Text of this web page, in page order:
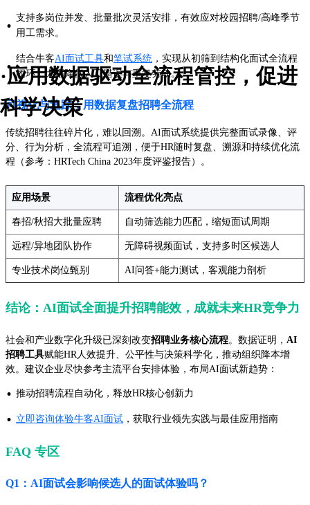
· 支持多岗位并发、批量批次灵活安排，有效应对校园招聘/高峰季节
用工需求。
· 结合牛客AI面试工具和笔试系统 ，实现从初筛到结构化面试全流程
闭环，大幅降低人工错误与重复劳动。
可视化与追踪：用数据复盘招聘全流程
传统招聘往往碎片化，难以回溯。AI面试系统提供完整面试录像、评
分、行为分析，全流程可追溯，便于HR随时复盘、溯源和持续优化流
程（参考：HRTech China 2023年度评鉴报告）。
应用场景 流程优化亮点
春招/秋招大批量应聘 自动筛选能力匹配，缩短面试周期
远程/异地团队协作 无障碍视频面试，支持多时区候选人
专业技术岗位甄别 AI问答+能力测试，客观能力剖析
结论：AI面试全面提升招聘能效，成就未来HR竞争力
社会和产业数字化升级已深刻改变招聘业务核心流程。数据证明， AI
招聘工具赋能HR人效提升、公平性与决策科学化，推动组织降本增
效。建议企业尽快参考主流平台安排体验，布局AI面试新趋势：
· 推动招聘流程自动化，释放HR核心创新力
·应用数据驱动全流程管控，促进
科学决策
· 立即咨询体验牛客AI面试 ，获取行业领先实践与最佳应用指南
FAQ 专区
Q1：AI面试会影响候选人的面试体验吗？